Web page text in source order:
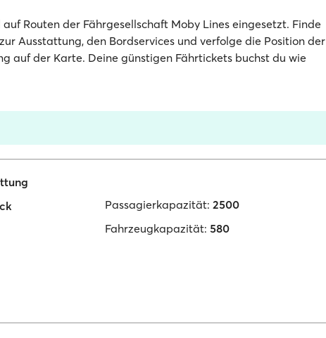
Routen der Fährgesellschaft Moby Lines eingesetzt. Finde
Ausstattung, den Bordservices und verfolge die Position der
auf der Karte. Deine günstigen Fährtickets buchst du wie
Passagierkapazität: 2500
Fahrzeugkapazität: 580